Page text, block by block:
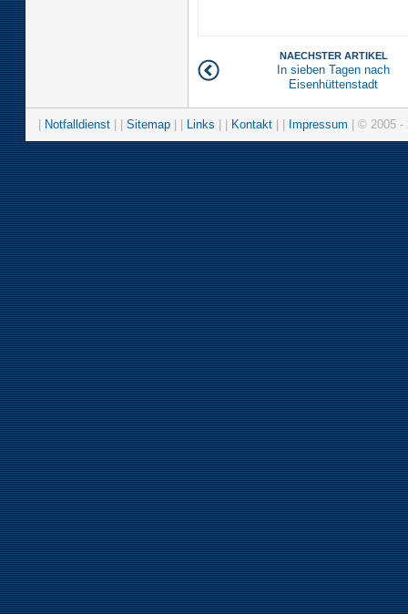
NAECHSTER ARTIKEL
In sieben Tagen nach
Eisenhüttenstadt
Notfalldienst Sitemap Links Kontakt Impressum | © 2005 -